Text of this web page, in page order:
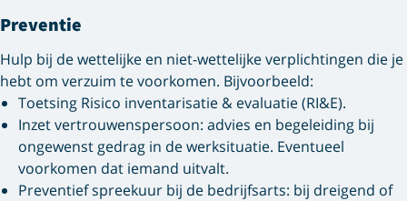
Preventie
Hulp bij de wettelijke en niet-wettelijke verplichtingen die je
hebt om verzuim te voorkomen. Bijvoorbeeld:
Toetsing Risico inventarisatie & evaluatie (RI&E).
Inzet vertrouwenspersoon: advies en begeleiding bij
ongewenst gedrag in de werksituatie. Eventueel
voorkomen dat iemand uitvalt.
Preventief spreekuur bij de bedrijfsarts: bij dreigend of